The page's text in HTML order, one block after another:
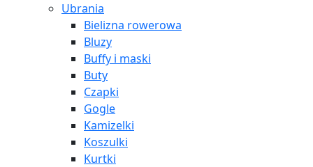
Ubrania
Bielizna rowerowa
Bluzy
Buffy i maski
Buty
Czapki
Gogle
Kamizelki
Koszulki
Kurtki